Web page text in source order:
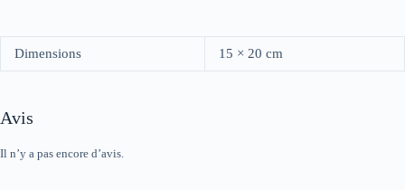
Dimensions 15 × 20 cm
Avis
Il n’y a pas encore d’avis.